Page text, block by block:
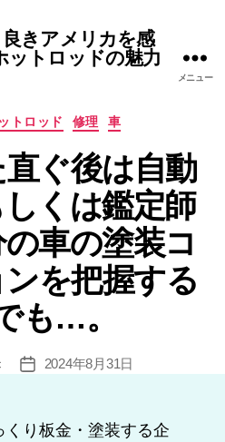
良きアメリカを感
ットロッドの魅力
メニュー
カ
ゴ
リ
トロッド 修理 車
ぐ後は自動
くは鑑定師
車の塗装コ
を把握する
も…。
投
2024年8月31日
り板金・塗装する企